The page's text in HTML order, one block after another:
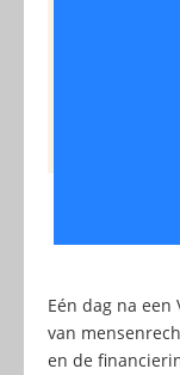
Eén dag na
van
en de